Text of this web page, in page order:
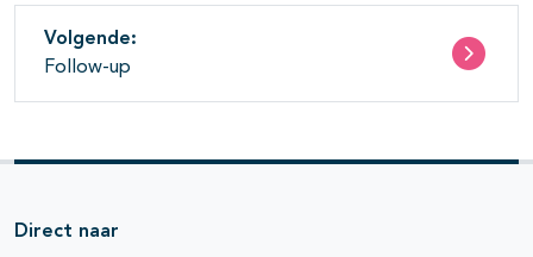
Volgende:
Follow-up
Direct naar